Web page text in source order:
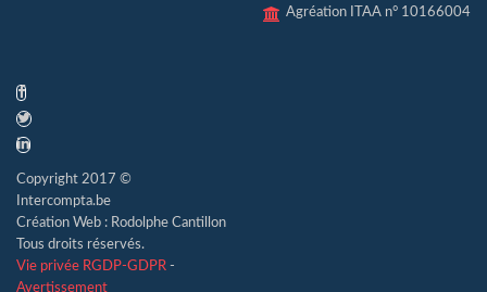
Agréation ITAA n° 10166004
Copyright 2017 ©
Intercompta.be
Création Web : Rodolphe Cantillon
Tous droits réservés.
Vie privée RGDP-GDPR -
Avertissement